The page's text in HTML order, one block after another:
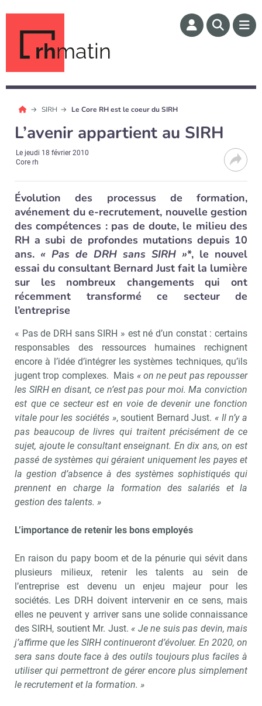
rhmatin
SIRH Le Core RH est le coeur du SIRH
L’avenir appartient au SIRH
Lejeudi 18 février 2010
Core rh
Évolution des processus de formation,
avénement du e-recrutement, nouvelle gestion
des compétences : pas de doute, le milieu des
RH a subi de profondes mutations depuis 10
ans. « Pas de DRH sans SIRH »*, le nouvel
essai du consultant Bernard Just fait la lumière
sur les nombreux changements qui ont
récemment transformé ce secteur de
l’entreprise
« Pas de DRH sans SIRH » est né d’un constat : certains
responsables des ressources humaines rechignent
encore à l’idée d’intégrer les systèmes techniques, qu’ils
jugent trop complexes. Mais « on ne peut pas repousser
les SIRH en disant, ce n’est pas pour moi. Ma conviction
est que ce secteur est en voie de devenir une fonction
vitale pour les sociétés », soutient Bernard Just. « Il n’y a
pas beaucoup de livres qui traitent précisément de ce
sujet, ajoute le consultant enseignant. En dix ans, on est
passé de systèmes qui géraient uniquement les payes et
la gestion d’absence à des systèmes sophistiqués qui
prennent en charge la formation des salariés et la
gestion des talents. »
L’importance de retenir les bons employés
En raison du papy boom et de la pénurie qui sévit dans
plusieurs milieux, retenir les talents au sein de
l’entreprise est devenu un enjeu majeur pour les
sociétés. Les DRH doivent intervenir en ce sens, mais
elles ne peuvent y arriver sans une solide connaissance
des SIRH, soutient Mr. Just. « Je ne suis pas devin, mais
j’affirme que les SIRH continueront d’évoluer. En 2020, on
sera sans doute face à des outils toujours plus faciles à
utiliser qui permettront de gérer encore plus simplement
le recrutement et la formation. »